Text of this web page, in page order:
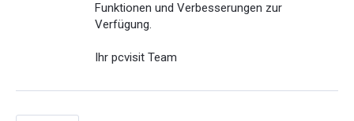
Funktionen und Verbesserungen zur
Verfügung.
Ihr pcvisit Team